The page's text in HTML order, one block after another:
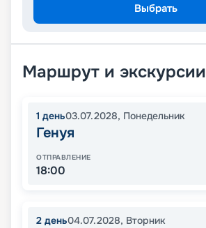
Выбрать
Маршрут и экскурсии
1 день03.07.2028, Понедельник
Генуя
ОТПРАВЛЕНИЕ
18:00
2 день04.07.2028, Вторник